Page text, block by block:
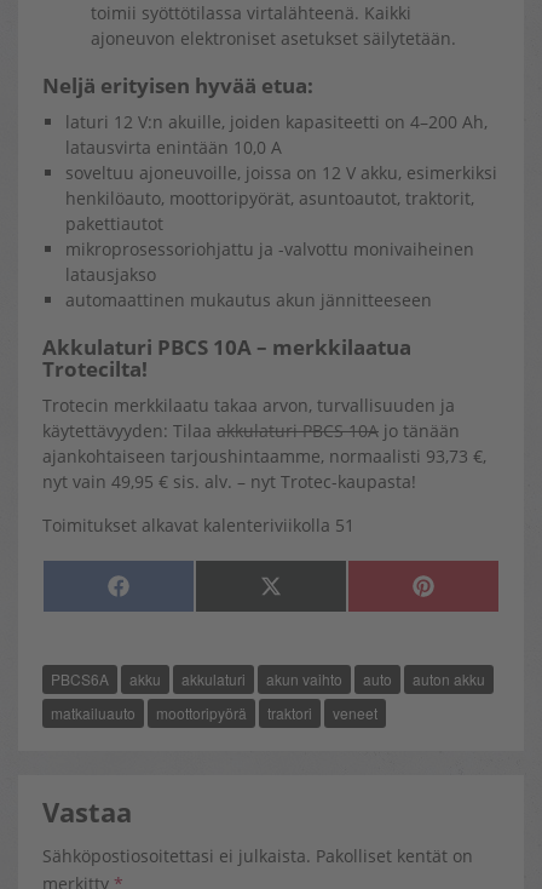
toimii syöttötilassa virtalähteenä. Kaikki
ajoneuvon elektroniset asetukset säilytetään.
Neljä erityisen hyvää etua:
laturi 12 V:n akuille, joiden kapasiteetti on 4–200 Ah,
latausvirta enintään 10,0 A
soveltuu ajoneuvoille, joissa on 12 V akku, esimerkiksi
henkilöauto, moottoripyörät, asuntoautot, traktorit,
pakettiautot
mikroprosessoriohjattu ja -valvottu monivaiheinen
latausjakso
automaattinen mukautus akun jännitteeseen
Akkulaturi PBCS 10A – merkkilaatua
Trotecilta!
Trotecin merkkilaatu takaa arvon, turvallisuuden ja
käytettävyyden: Tilaa akkulaturi PBCS 10A jo tänään
ajankohtaiseen tarjoushintaamme, normaalisti 93,73 €,
nyt vain 49,95 € sis. alv. – nyt Trotec-kaupasta!
Toimitukset alkavat kalenteriviikolla 51
SHARE
F
A
O
O
K
SHARE
X
(
T
T
E
R
)
SHARE
P
I
R
E
S
PBCS6A akku akkulaturi akun vaihto auto
auton akku
matkailuauto
moottoripyörä traktori veneet
Vastaa
Sähköpostiosoitettasi ei julkaista. Pakolliset kentät on
merkitty *